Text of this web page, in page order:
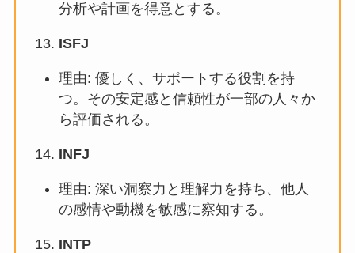
分析や計画を得意とする。
ISFJ
理由: 優しく、サポートする役割を持
つ。その安定感と信頼性が一部の人々か
ら評価される。
INFJ
理由: 深い洞察力と理解力を持ち、他人
の感情や動機を敏感に察知する。
INTP